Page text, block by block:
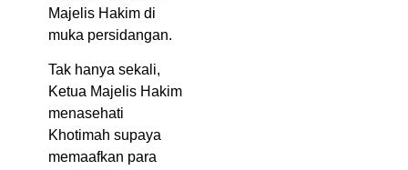
Majelis Hakim di
muka persidangan.
Tak hanya sekali,
Ketua Majelis Hakim
menasehati
Khotimah supaya
memaafkan para